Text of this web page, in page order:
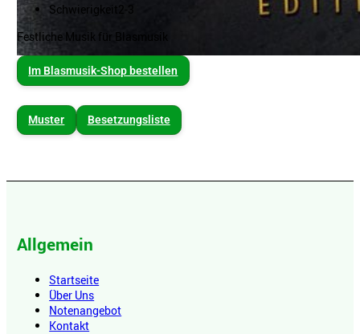
Schwierigkeit2-3
Festliche Musik für Blasmusik
Im Blasmusik-Shop bestellen
Muster Besetzungsliste
Allgemein
Startseite
Über Uns
Notenangebot
Kontakt